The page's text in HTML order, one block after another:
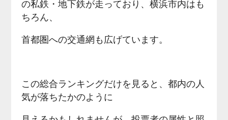
の私鉄・地下鉄が走っており、横浜市内はも
ちろん、
首都圏への交通網も広げています。
この総合ランキングだけを見ると、都内の人
気が落ちたかのように